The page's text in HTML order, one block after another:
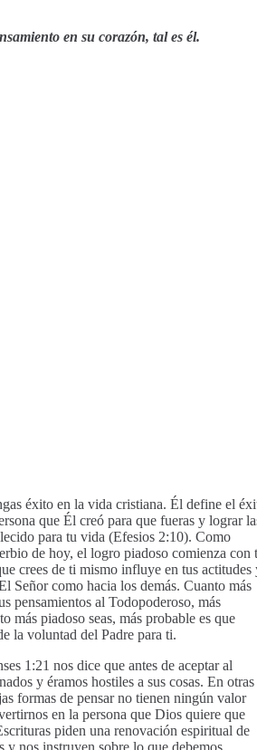
en su corazón, tal es él.
éxito en la vida cristiana. Él define el
que Él creó para que fueras y lograr
para tu vida (Efesios 2:10). Como
de hoy, el logro piadoso comienza con
crees de ti mismo influye en tus actitudes
Señor como hacia los demás. Cuanto más
pensamientos al Todopoderoso, más
más piadoso seas, más probable es que
la voluntad del Padre para ti.
1:21 nos dice que antes de aceptar al
y éramos hostiles a sus cosas. En otras
formas de pensar no tienen ningún valor
en la persona que Dios quiere que
piden una renovación espiritual de
y nos instruyen sobre lo que debemos